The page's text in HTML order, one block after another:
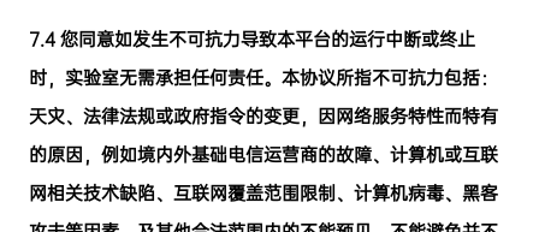
7.4您同意如发生不可抗力导致本平台的运行中断或终止
时，实验室无需承担任何责任。本协议所指不可抗力包括：
天灾、法律法规或政府指令的变更，因网络服务特性而特有
的原因，例如境内外基础电信运营商的故障、计算机或互联
网相关技术缺陷、互联网覆盖范围限制、计算机病毒、黑客